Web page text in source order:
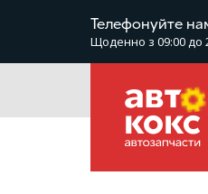
Щоденно з 09:00 до